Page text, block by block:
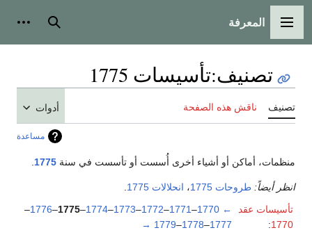
القائمة الرئيسية
المعرفة بحث
تصنيف:تأسيسات 1775
تصنيف ناقش هذه الصفحة أدوات
مساعدة
منظمات، أماكن أو أشياء أخرى أُسست أو تأسست في سنة 1775
انظر أيضاً: طروحات 1775 ، انحلالات 1775
تأسيسات عقد
1770
:
←
1770
–
1771
–
1772
–
1773
–
1774
–
1775
–
1776
–
1777
–
1778
–
1779
→